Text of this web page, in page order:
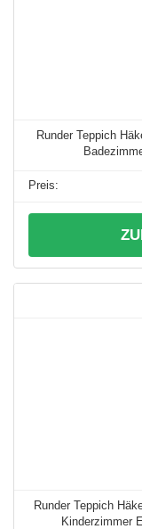
Runder Teppich
Runder Teppich
Kinderzimmer